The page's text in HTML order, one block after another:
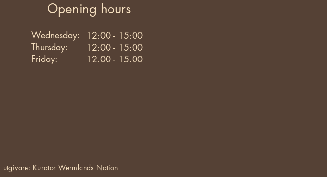
12:00 - 15:00
12:00 - 15:00
12:00 - 15:00
Opening hours
Wednesday:
Thursday:
Friday:
Kurator Wermlands Nation